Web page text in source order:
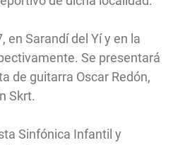
en Sarandí del Yí y en la
Se presentará
de guitarra Oscar Redón,
Skrt.
Sinfónica Infantil y